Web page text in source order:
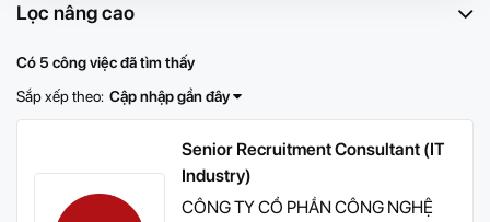
Lọc nâng cao
Có 5 công việc đã tìm thấy
Sắp xếp theo: Cập nhập gần đây
Senior Recruitment Consultant (IT
Industry)
CÔNG TY CỔ PHẦN CÔNG NGHỆ